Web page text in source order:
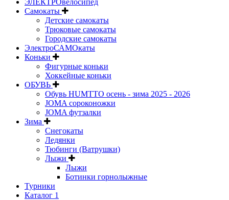
Самокаты
Детские самокаты
Трюковые самокаты
Городские самокаты
ЭлектроСАМОкаты
Коньки
Фигурные коньки
Хоккейные коньки
ОБУВЬ
Обувь HUMTTO осень - зима 2025 - 2026
JOMA сороконожки
JOMA футзалки
Зима
Снегокаты
Ледянки
Тюбинги (Ватрушки)
Лыжи
Лыжи
Ботинки горнолыжные
Турники
Каталог 1